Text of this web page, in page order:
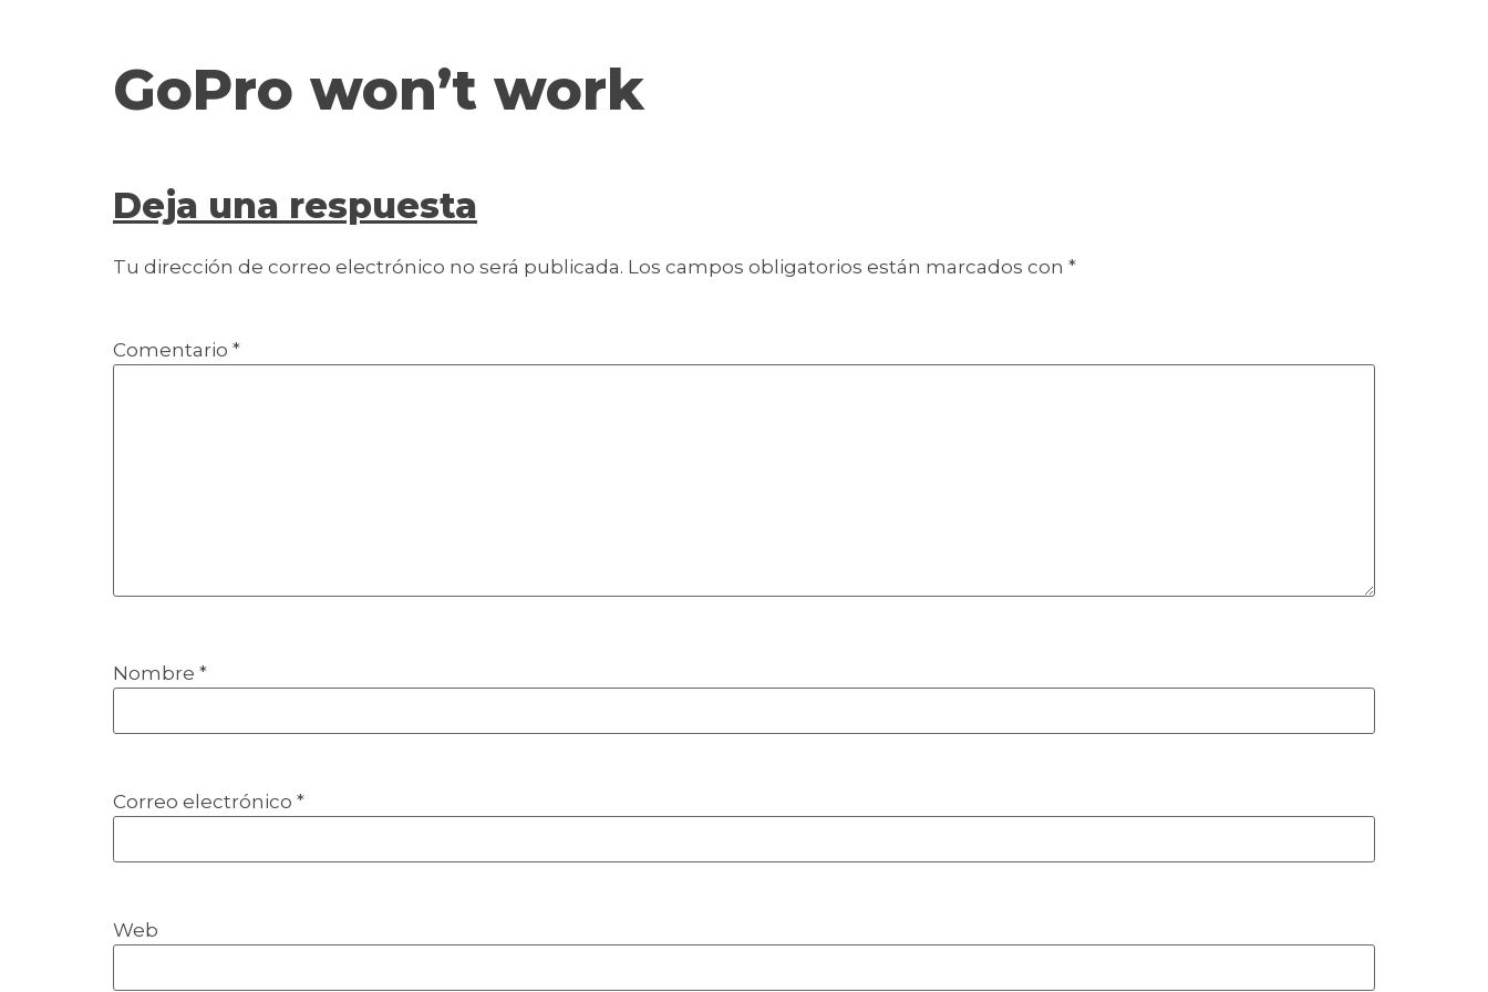
GoPro won’t work
Deja una respuesta
Tu dirección de correo electrónico no será publicada. Los campos obligatorios están marcados con *
Comentario *
Nombre *
Correo electrónico *
Web